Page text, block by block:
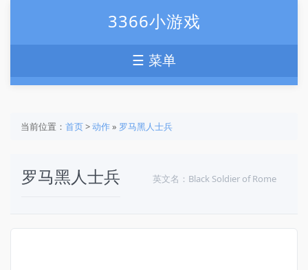
3366小游戏
☰ 菜单
当前位置： 首页>动作» 罗马黑人士兵
罗马黑人士兵 英文名：Black Soldier of Rome